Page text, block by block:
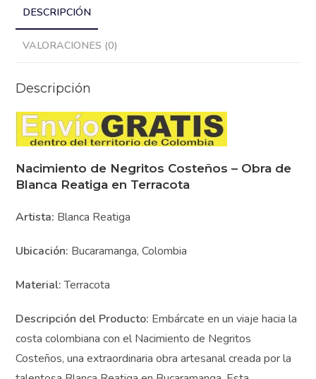
VALORACIONES (0)
Descripción
Nacimiento de Negritos Costeños – Obra
de Blanca Reatiga en Terracota
Blanca Reatiga
Bucaramanga, Colombia
Descripción del Producto:
Embárcate en un viaje hacia
la costa colombiana con el Nacimiento de Negritos
Costeños, una extraordinaria obra artesanal creada por